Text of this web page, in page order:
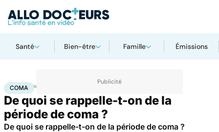
Santé Bien-être Famille Émissions
Accueil Santé
COMA
De quoi se rappelle-t-on de la
période de coma ?
De quoi se rappelle-t-on de la période de coma ?